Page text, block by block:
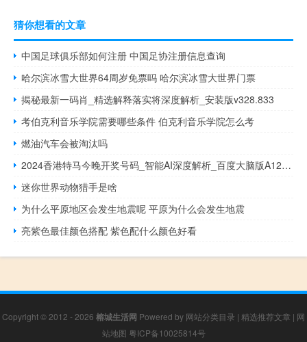
猜你想看的文章
中国足球俱乐部如何注册 中国足协注册信息查询
哈尔滨冰雪大世界64周岁免票吗 哈尔滨冰雪大世界门票
揭秘最新一码肖_精选解释落实将深度解析_安装版v328.833
考伯克利音乐学院需要哪些条件 伯克利音乐学院怎么考
燃油汽车会被淘汰吗
2024香港特马今晚开奖号码_智能AI深度解析_百度大脑版A12.26.125
迷你世界动物猎手是啥
为什么平原地区会发生地震呢 平原为什么会发生地震
亮紫色最佳颜色搭配 紫色配什么颜色好看
Copyright © 2012 - 2026 榕城生活网 Powered by 网站分类目录 | 精选推荐文章 | 网
站地图 粤ICP备10025814号